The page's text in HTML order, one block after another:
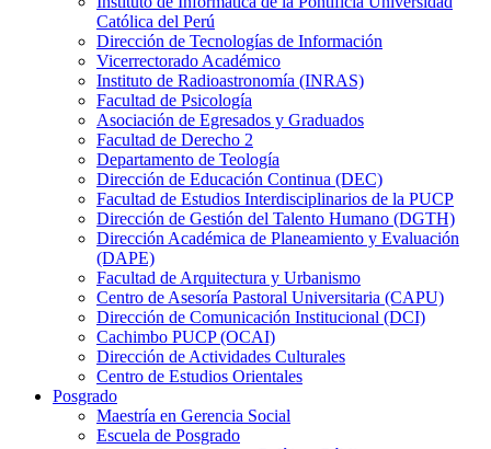
Católica del Perú
Dirección de Tecnologías de Información
Vicerrectorado Académico
Instituto de Radioastronomía (INRAS)
Facultad de Psicología
Asociación de Egresados y Graduados
Facultad de Derecho 2
Departamento de Teología
Dirección de Educación Continua (DEC)
Facultad de Estudios Interdisciplinarios de la PUCP
Dirección de Gestión del Talento Humano (DGTH)
Dirección Académica de Planeamiento y Evaluación
(DAPE)
Facultad de Arquitectura y Urbanismo
Centro de Asesoría Pastoral Universitaria (CAPU)
Dirección de Comunicación Institucional (DCI)
Cachimbo PUCP (OCAI)
Dirección de Actividades Culturales
Centro de Estudios Orientales
Posgrado
Maestría en Gerencia Social
Escuela de Posgrado